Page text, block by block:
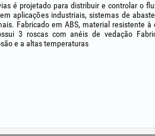
é projetado para distribuir e controlar o
aplicações industriais, sistemas de
Fabricado em ABS, material resistente à
3 roscas com anéis de vedação
e a altas temperaturas